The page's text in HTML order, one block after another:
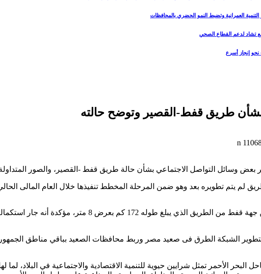
العمرانية وتضبط النمو الحضري بالمحافظات
تشاد لدعم القطاع الصحي
نحو إنجاز أسرع
بشأن طريق قفط-القصير وتوضح حالته
بعض وسائل التواصل الاجتماعي بشأن حالة طريق قفط -القصير، والصور
لم يتم تطويره بعد وهو ضمن المرحلة المخطط تنفيذها خلال العام المالى
وأشارت إلى أنه تم الانتهاء من رفع كفاءة 48 كم من جهة قفط من الطريق الذي يبلغ طوله 172 كم بعرض 8
بتطوير الشبكة الطرق فى صعيد مصر وربط محافظات الصعيد بباقي مناطق
الأحمر تمثل شرايين حيوية للتنمية الاقتصادية والاجتماعية في البلاد، لما